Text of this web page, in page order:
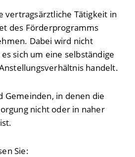
vertragsärztliche Tätigkeit in
des Förderprogramms
Dabei wird nicht
sich um eine selbständige
handelt.
Gemeinden, in denen die
nicht oder in naher
Sie: